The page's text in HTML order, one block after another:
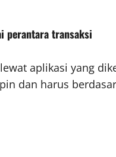
perantara transaksi
aplikasi yang
dan harus